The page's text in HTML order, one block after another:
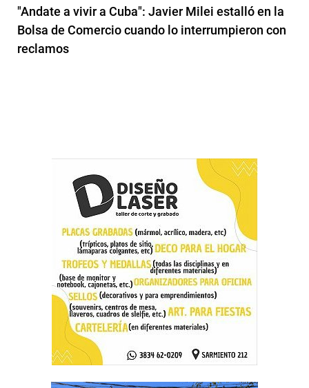
"Andate a vivir a Cuba": Javier Milei estalló en la
Bolsa de Comercio cuando lo interrumpieron con
reclamos